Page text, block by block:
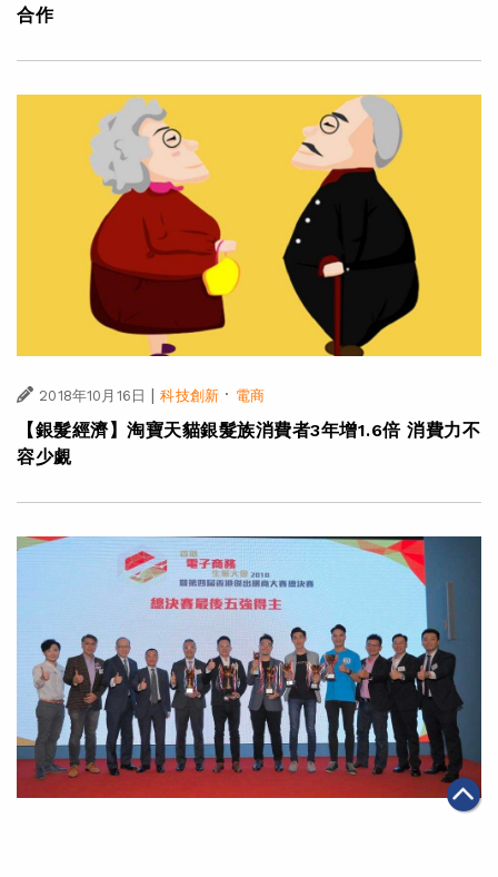
合作
2018年10月16日 | 科技創新 · 電商
【銀髮經濟】淘寶天貓銀髮族消費者3年增1.6倍 消費力不
容少覷